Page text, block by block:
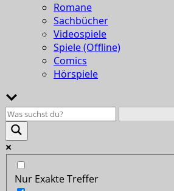
Romane
Sachbücher
Videospiele
Spiele (Offline)
Comics
Hörspiele
Nur Exakte Treffer